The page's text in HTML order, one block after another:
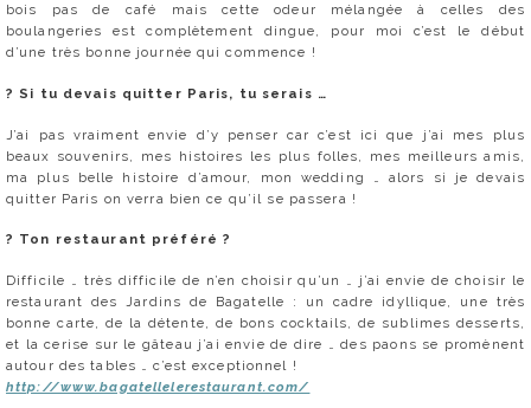
bois pas de café mais cette odeur mélangée à celles des
boulangeries est complètement dingue, pour moi c’est le début
d’une très bonne journée qui commence !
? Si tu devais quitter Paris, tu serais …
J’ai pas vraiment envie d’y penser car c’est ici que j’ai mes plus
beaux souvenirs, mes histoires les plus folles, mes meilleurs amis,
ma plus belle histoire d’amour, mon wedding … alors si je devais
quitter Paris on verra bien ce qu’il se passera !
? Ton restaurant préféré ?
Difficile … très difficile de n’en choisir qu’un … j’ai envie de choisir le
restaurant des Jardins de Bagatelle : un cadre idyllique, une très
bonne carte, de la détente, de bons cocktails, de sublimes desserts,
et la cerise sur le gâteau j’ai envie de dire … des paons se promènent
autour des tables … c’est exceptionnel !
http://www.bagatellelerestaurant.com/